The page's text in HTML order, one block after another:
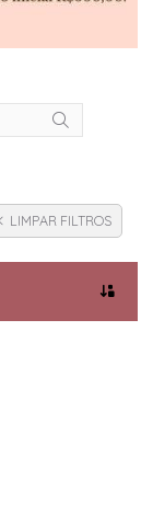
LIMPAR FILTROS